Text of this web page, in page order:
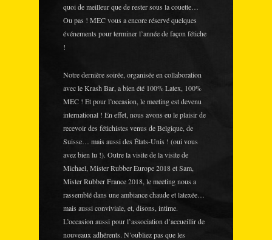
quoi de meilleur que de rester sous la couette…
Ou pas ! MEC vous a encore réservé quelques
événements pour terminer l’année de façon fétiche
!
Notre dernière soirée, organisée en collaboration
avec le Krash Bar, a bien été 100% Latex, 100%
MEC ! Et pour l’occasion, le meeting est devenu
international ! En effet, nous avons eu le plaisir de
recevoir des fétichistes venus de Belgique, de
Suisse… mais aussi des États-Unis ! (oui vous
avez bien lu !). Outre la visite de la visite de
Michael, Mister Rubber Europe 2018 et Sam,
Mister Rubber France 2018, le meeting nous a
rassemblé dans une ambiance chaude et latexée…
mais aussi conviviale, et, disons, intime.
L’occasion aussi pour l’association d’accueillir de
nouveaux adhérents. N’oubliez pas que les